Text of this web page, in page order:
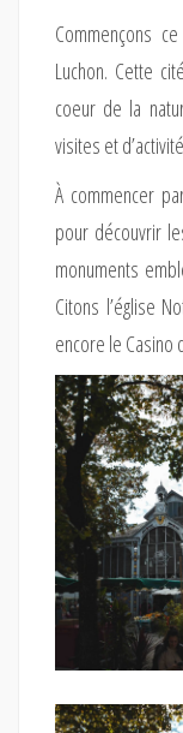
Commençons
Luchon. Cette
coeur de la
visites et
À commencer
pour découvrir
monuments
Citons l’église
encore le Casino